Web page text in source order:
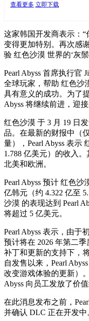
查看更多 立即下载
这家韩国开发商表示：
变得更加特别。再次感
验 红色沙漠 世界的‘灰鬃
Pearl Abyss 首席执行官
全球玩家，帮助 红色沙
具有意义的成功。为了
Abyss 将继续前进，迎
红色沙漠 于 3 月 19 日
品。在最新的财报中（
量），Pearl Abyss 表示
1.788 亿美元）的收入
北美和欧洲。
Pearl Abyss 预计 红色沙
亿韩元（约 4.322 亿至
沙漠 的表现达到 Pearl
将超过 5 亿美元。
Pearl Abyss 表示，由于
预计将在 2026 年第二
补丁和更新的支持下，
自发售以来，Pearl
改变游戏体验的更新）
Abyss 向员工发放了价
在此消息发布之前，
并确认 DLC 正在开发中